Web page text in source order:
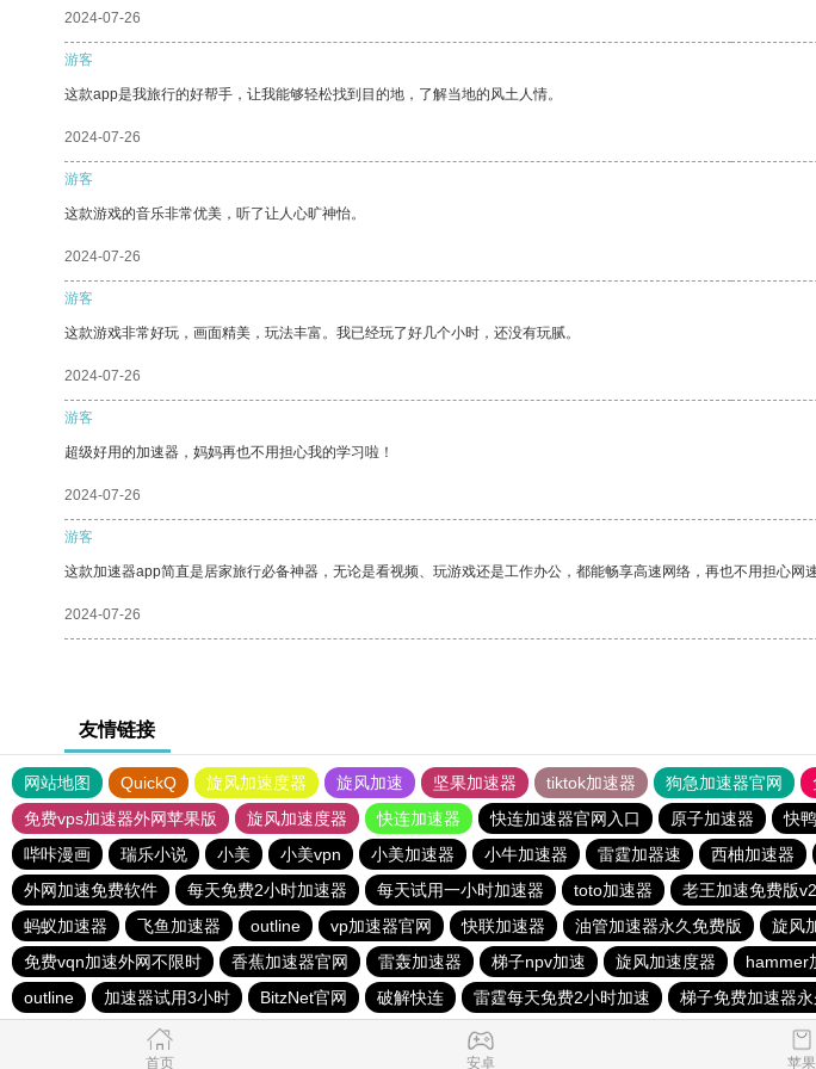
2024-07-26
游客
这款app是我旅行的好帮手，让我能够轻松找到目的地，了解当地的风土人情。
2024-07-26
游客
这款游戏的音乐非常优美，听了让人心旷神怡。
2024-07-26
游客
这款游戏非常好玩，画面精美，玩法丰富。我已经玩了好几个小时，还没有玩腻。
2024-07-26
游客
超级好用的加速器，妈妈再也不用担心我的学习啦！
2024-07-26
游客
这款加速器app简直是居家旅行必备神器，无论是看视频、玩游戏还是工作办公，都能畅享高速网络，再也不用担心
2024-07-26
友情链接
网站地图 QuickQ 旋风加速度器 旋风加速 坚果加速器 tiktok加速器 狗急加速器官网
免费vps加速器外网苹果版
旋风加速度器 快连加速器 快连加速器官网入口 原子加速器 快
哔咔漫画
瑞乐小说 小美 小美vpn 小美加速器 小牛加速器 雷霆加器速 西柚加速器
外网加速免费软件
每天免费2小时加速器 每天试用一小时加速器 toto加速器 老王加速免费版
蚂蚁加速器
飞鱼加速器 outline vp加速器官网 快联加速器 油管加速器永久免费版 旋风
免费vqn加速外网不限时
香蕉加速器官网 雷轰加速器 梯子npv加速 旋风加速度器 hammer
outline
加速器试用3小时 BitzNet官网 破解快连 雷霆每天免费2小时加速 梯子免费加速器
首页 安卓 苹果